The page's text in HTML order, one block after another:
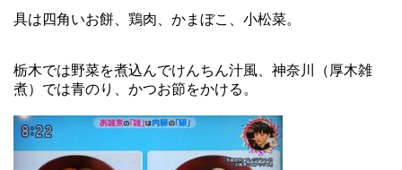
具は四角いお餅、鶏肉、かまぼこ、小松菜。
栃木では野菜を煮込んでけんちん汁風、神奈川（厚木雑
煮）では青のり、かつお節をかける。